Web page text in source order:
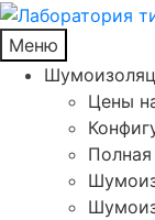
Меню
Цены